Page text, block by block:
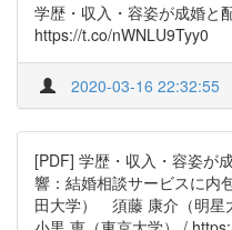
学歴・収入・容姿が成婚と
https://t.co/nWNLU9Tyy0
2020-03-16 22:32:55
[PDF] 学歴・収入・容姿が
響：結婚相談サービスに
田大学） 須藤 康介（明